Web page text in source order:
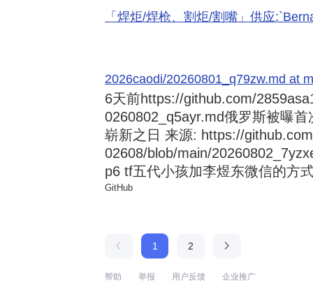
「焊炬/焊枪、割炬/割嘴」供应
2026caodi/20260801_q79zw.md at
6天前https://github.com/
0260802_q5ayr.md俄罗斯被曝
崭新之日 来源: https://
02608/blob/main/
p6 tf五代小孩加李煜东微信的方
GitHub
1 2
帮助 举报 用户反馈 企业推广